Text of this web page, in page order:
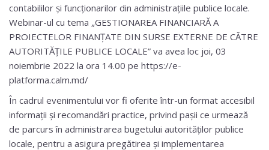
contabililor și funcționarilor din administrațiile publice locale.
Webinar-ul cu tema „GESTIONAREA FINANCIARĂ A
PROIECTELOR FINANȚATE DIN SURSE EXTERNE DE CĂTRE
AUTORITĂȚILE PUBLICE LOCALE” va avea loc joi, 03
noiembrie 2022 la ora 14.00 pe https://e-
platforma.calm.md/
În cadrul evenimentului vor fi oferite într-un format accesibil
informații și recomandări practice, privind pașii ce urmează
de parcurs în administrarea bugetului autorităților publice
locale, pentru a asigura pregătirea și implementarea